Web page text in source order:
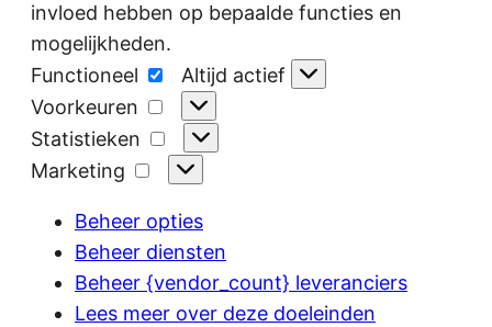
invloed hebben op bepaalde functies en
mogelijkheden.
Functioneel
Functioneel
Altijd actief
Voorkeuren
Voorkeuren
Statistieken
Statistieken
Marketing
Marketing
Beheer opties
Beheer diensten
Beheer {vendor_count} leveranciers
Lees meer over deze doeleinden